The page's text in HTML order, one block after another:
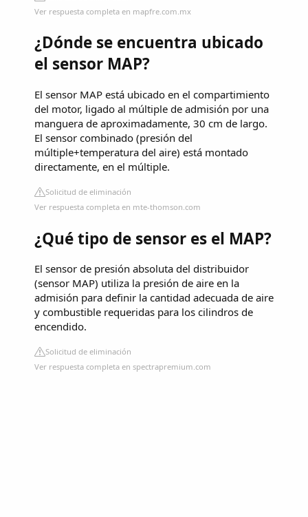
Ver respuesta completa en mapfre.com.mx
¿Dónde se encuentra ubicado
el sensor MAP?
El sensor MAP está ubicado en el compartimiento
del motor, ligado al múltiple de admisión por una
manguera de aproximadamente, 30 cm de largo.
El sensor combinado (presión del
múltiple+temperatura del aire) está montado
directamente, en el múltiple.
Solicitud de eliminación
Ver respuesta completa en mte-thomson.com
¿Qué tipo de sensor es el MAP?
El sensor de presión absoluta del distribuidor
(sensor MAP) utiliza la presión de aire en la
admisión para definir la cantidad adecuada de aire
y combustible requeridas para los cilindros de
encendido.
Solicitud de eliminación
Ver respuesta completa en spectrapremium.com